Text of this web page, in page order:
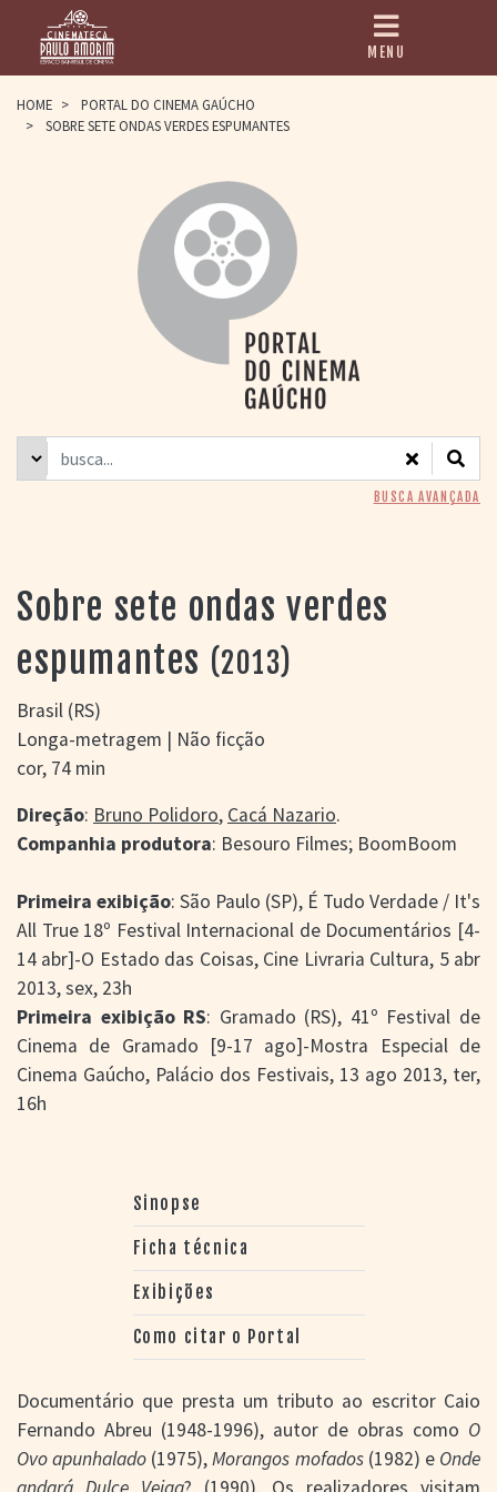
HOME
PAULO AMORIM
> HOMENAGEADOS
> EQUIPE
> ASSOCIAÇÃO DOS
> BIBLIOTECA
ROMEU GRIMALDI
> GRADE SEMANAL
> PREÇOS E
DESCONTOS
CINEMA GAÚCHO
> APRESENTAÇÃO
> BUSCA AVANÇADA
> FILMOGRAFIAS DE
CINEASTAS
> DISCOGRAFIAS
> BIBLIOGRAFIAS
CONTATO E
LOCALIZAÇÃO
MENU
HOME >
PORTAL DO CINEMA GAÚCHO
>
SOBRE SETE ONDAS VERDES ESPUMANTES
BUSCA AVANÇADA
Sobre sete ondas verdes
espumantes (2013)
Brasil (RS)
Longa-metragem | Não ficção
cor, 74 min
Direção: Bruno Polidoro, Cacá Nazario.
Companhia produtora: Besouro Filmes; BoomBoom
Primeira exibição: São Paulo (SP), É Tudo Verdade / It's
All True 18º Festival Internacional de Documentários [4-
14 abr]-O Estado das Coisas, Cine Livraria Cultura, 5 abr
2013, sex, 23h
Primeira exibição RS: Gramado (RS), 41º Festival de
Cinema de Gramado [9-17 ago]-Mostra Especial de
Cinema Gaúcho, Palácio dos Festivais, 13 ago 2013, ter,
16h
Sinopse
Ficha técnica
Exibições
Como citar o Portal
Documentário que presta um tributo ao escritor Caio
Fernando Abreu (1948-1996), autor de obras como O
Ovo apunhalado (1975),Morangos mofados(1982) e Onde